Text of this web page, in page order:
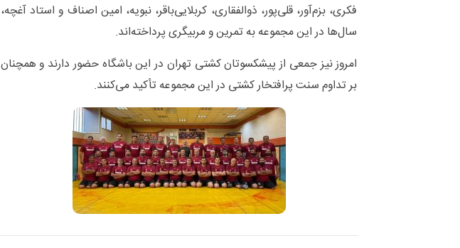
فکری، بزم‌آور، قلی‌پور، ذوالفقاری، کربلایی‌باقر، نبویه، امین اصناف و استاد آغچه،
سال‌ها در این مجموعه به تمرین و مربیگری پرداخته‌اند.
امروز نیز جمعی از پیشکسوتان کشتی تهران در این باشگاه حضور دارند و همچنان
بر تداوم سنت پرافتخار کشتی در این مجموعه تأکید می‌کنند.